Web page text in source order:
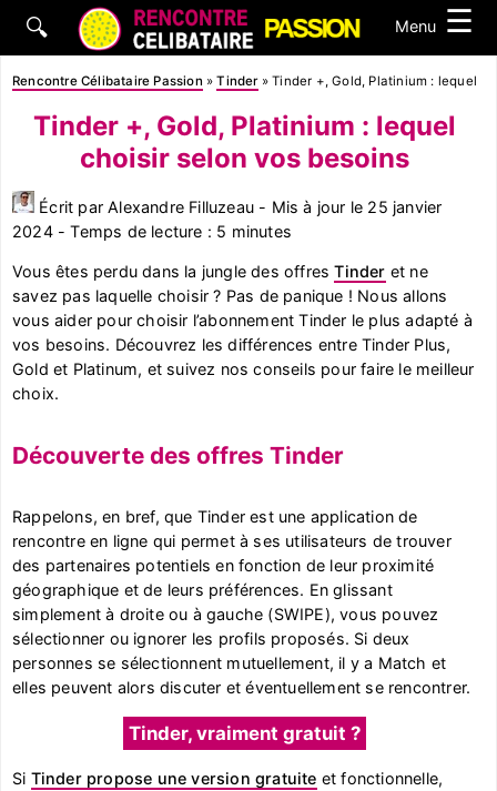
🔍 Menu ☰
Rencontre Célibataire Passion »Tinder»Tinder +, Gold, Platinium : lequel
Tinder +, Gold, Platinium : lequel
choisir selon vos besoins
Écrit par Alexandre Filluzeau - Mis à jour le 25 janvier
2024 - Temps de lecture : 5 minutes
Vous êtes perdu dans la jungle des offresTinder et ne
savez pas laquelle choisir ? Pas de panique ! Nous allons
vous aider pour choisir l’abonnement Tinder le plus adapté à
vos besoins. Découvrez les différences entre Tinder Plus,
Gold et Platinum, et suivez nos conseils pour faire le meilleur
choix.
Découverte des offres Tinder
Rappelons, en bref, que Tinder est une application de
rencontre en ligne qui permet à ses utilisateurs de trouver
des partenaires potentiels en fonction de leur proximité
géographique et de leurs préférences. En glissant
simplement à droite ou à gauche (SWIPE), vous pouvez
sélectionner ou ignorer les profils proposés. Si deux
personnes se sélectionnent mutuellement, il y a Match et
elles peuvent alors discuter et éventuellement se rencontrer.
Tinder, vraiment gratuit ?
Si Tinder propose une version gratuite et fonctionnelle,